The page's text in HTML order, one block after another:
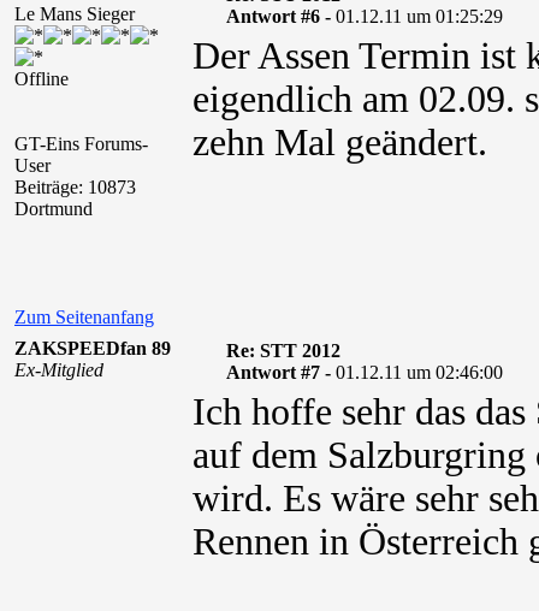
Le Mans Sieger
Offline
GT-Eins Forums-
User
Beiträge: 10873
Dortmund
Antwort #6 - 01.12.11 um 01:25:29
Der Assen Termin ist
eigendlich am 02.09.
zehn Mal geändert.
Zum Seitenanfang
ZAKSPEEDfan 89
Ex-Mitglied
Re: STT 2012
Antwort #7 - 01.12.11 um 02:46:00
Ich hoffe sehr das
auf dem
wird. Es wäre sehr
Rennen in Österreich